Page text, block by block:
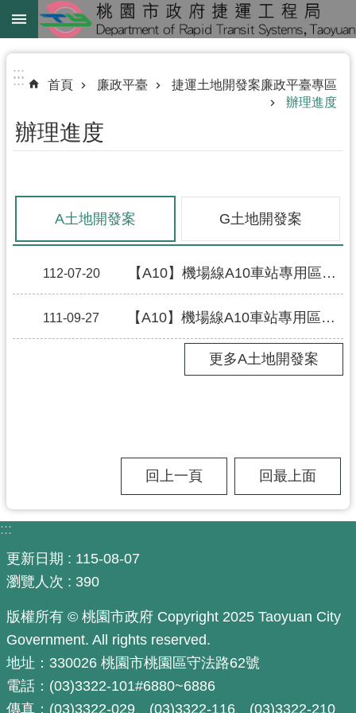
跳到主要內容區塊
綠
延
中
下
們
息
公
業
務
資
訊
:::
::: 首頁 廉政平臺
捷運土地開發案廉政平臺專區
辦理進度
辦理進度
A土地開發案 G土地開發案
112-07-20 【A10】機場線A10車站專用區業者訪談會議紀錄
111-09-27 【A10】機場線A10車站專用區辦理進度
更多A土地開發案
回上一頁 回最上面
:::
更新日期
115-08-07
瀏覽人次
390
版權所有 © 桃園市政府 Copyright 2025 Taoyuan City
Government. All rights reserved.
地址：330026 桃園市桃園區守法路62號
電話：(03)3322-101#6880~6886
傳真：(03)3322-029、(03)3322-116、(03)3322-210